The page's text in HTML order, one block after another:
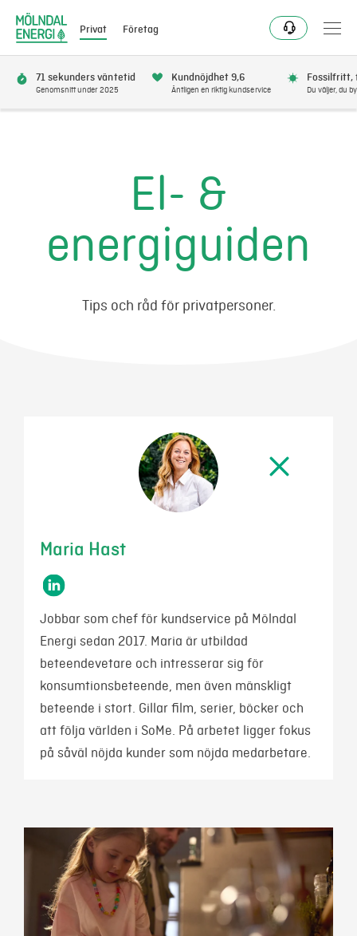
Privat Företag
Se avbrott
Få bonus
71 sekunders väntetid
Genomsnitt under 2025
Kundnöjdhet 9,6
Äntligen en riktig kundservice
Fossilfritt,
Du väljer, du
El- &
energiguiden
Tips och råd för privatpersoner.
Maria Hast
Jobbar som chef för kundservice på Mölndal
Energi sedan 2017. Maria är utbildad
beteendevetare och intresserar sig för
konsumtionsbeteende, men även mänskligt
beteende i stort. Gillar film, serier, böcker och
att följa världen i SoMe. På arbetet ligger fokus
på såväl nöjda kunder som nöjda medarbetare.